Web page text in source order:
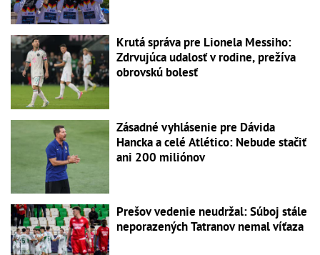
Krutá správa pre Lionela Messiho:
Zdrvujúca udalosť v rodine, prežíva
obrovskú bolesť
Zásadné vyhlásenie pre Dávida
Hancka a celé Atlético: Nebude stačiť
ani 200 miliónov
Prešov vedenie neudržal: Súboj stále
neporazených Tatranov nemal víťaza